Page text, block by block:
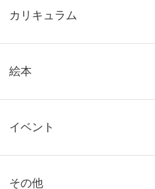
カリキュラム
絵本
イベント
その他